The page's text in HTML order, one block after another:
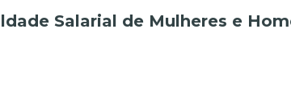
Salarial de Mulheres e